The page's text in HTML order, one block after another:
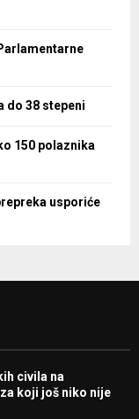
do 38 stepeni
150 polaznika
usporiće
civila na
koji još niko nije